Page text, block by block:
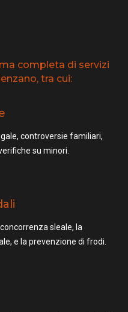
completa di servizi
tra cui:
controversie familiari,
su minori.
sleale, la
e la prevenzione di frodi.